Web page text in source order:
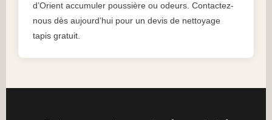
d’Orient accumuler poussière ou odeurs. Contactez-
nous dès aujourd’hui pour un devis de nettoyage
tapis gratuit.